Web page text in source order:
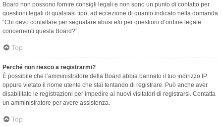
Board non possono fornire consigli legali e non sono un punto di contatto per
questioni legali di qualsiasi tipo, ad eccezione di quanto indicato nella domanda
“Chi devo contattare per segnalare abusi e/o per questioni d’ordine legale
concernenti questa Board?”.
Top
Perché non riesco a registrarmi?
È possibile che l’amministratore della Board abbia bannato il tuo indirizzo IP
oppure vietato il nome utente che stai tentando di registrare. Può anche aver
disabilitato le registrazioni per impedire ai nuovi visitatori di registrarsi. Contatta
un amministratore per avere assistenza.
Top